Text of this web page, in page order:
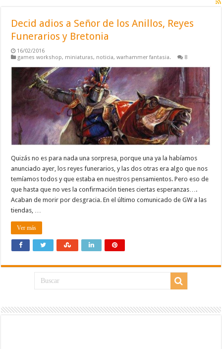
Decid adios a Señor de los Anillos, Reyes
Funerarios y Bretonia
16/02/2016
games workshop, miniaturas, noticia,warhammer fantasia. 8
Quizás no es para nada una sorpresa, porque una ya la habíamos
anunciado ayer, los reyes funerarios, y las dos otras era algo que nos
temíamos todos y que estaba en nuestros pensamientos. Pero eso de
que hasta que no ves la confirmación tienes ciertas esperanzas….
Acaban de morir por desgracia. En el último comunicado de GW a las
tiendas, …
Ver más